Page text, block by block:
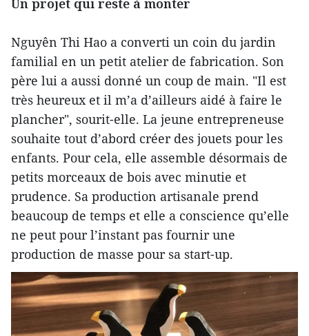
Un projet qui reste à monter
Nguyên Thi Hao a converti un coin du jardin
familial en un petit atelier de fabrication. Son
père lui a aussi donné un coup de main. "Il est
très heureux et il m’a d’ailleurs aidé à faire le
plancher", sourit-elle. La jeune entrepreneuse
souhaite tout d’abord créer des jouets pour les
enfants. Pour cela, elle assemble désormais de
petits morceaux de bois avec minutie et
prudence. Sa production artisanale prend
beaucoup de temps et elle a conscience qu’elle
ne peut pour l’instant pas fournir une
production de masse pour sa start-up.